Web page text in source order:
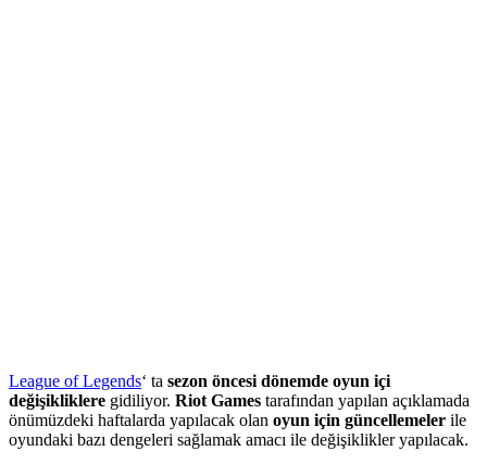
League of Legends‘ ta sezon öncesi dönemde oyun içi
değişikliklere gidiliyor. Riot Games tarafından yapılan açıklamada
önümüzdeki haftalarda yapılacak olan oyun için güncellemeler ile
oyundaki bazı dengeleri sağlamak amacı ile değişiklikler yapılacak.